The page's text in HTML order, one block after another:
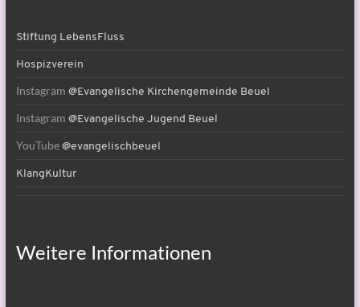
Stiftung LebensFluss
Hospizverein
Instagram @Evangelische Kirchengemeinde Beuel
Instagram @Evangelische Jugend Beuel
YouTube @evangelischbeuel
KlangKultur
Weitere Informationen